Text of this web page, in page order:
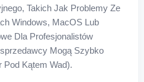
Takich Jak Problemy Ze
Windows, MacOS Lub
Dla Profesjonalistów
Mogą Szybko
Pod Kątem Wad).